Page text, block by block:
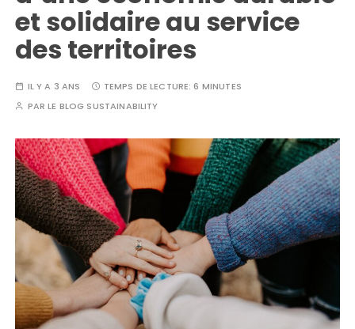
et solidaire au service
des territoires
IL Y A 3 ANS TEMPS DE LECTURE:6 MINUTES
PARLE BLOG SUSTAINABILITY